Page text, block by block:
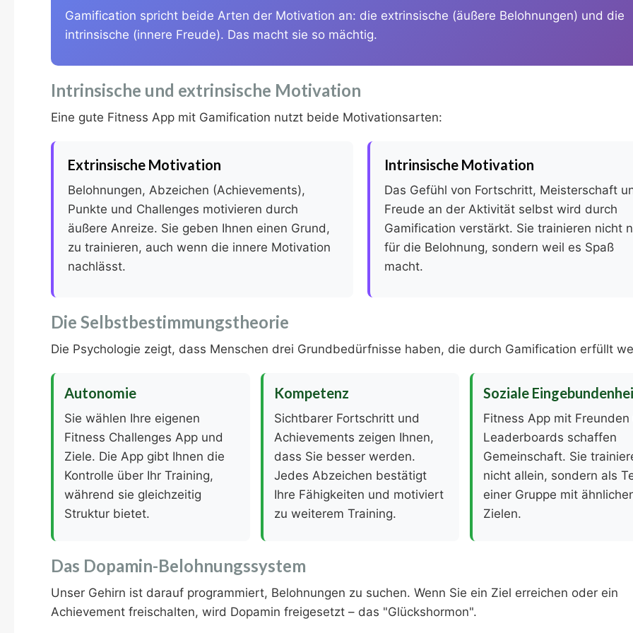
Gamification spricht beide Arten der Motivation an: die extrinsische (äußere Belohnungen) und die
intrinsische (innere Freude). Das macht sie so mächtig.
Intrinsische und extrinsische Motivation
Eine gute Fitness App mit Gamification nutzt beide Motivationsarten:
Extrinsische Motivation
Belohnungen, Abzeichen (Achievements),
Punkte und Challenges motivieren durch
äußere Anreize. Sie geben Ihnen einen Grund,
zu trainieren, auch wenn die innere Motivation
nachlässt.
Intrinsische Motivation
Das Gefühl von Fortschritt, Meisterschaft
Freude an der Aktivität selbst wird durch
Gamification verstärkt. Sie trainieren nicht
für die Belohnung, sondern weil es Spaß
macht.
Die Selbstbestimmungstheorie
Die Psychologie zeigt, dass Menschen drei Grundbedürfnisse haben, die durch Gamification erfüllt
Autonomie
Sie wählen Ihre eigenen
Fitness Challenges App und
Ziele. Die App gibt Ihnen die
Kontrolle über Ihr Training,
während sie gleichzeitig
Struktur bietet.
Kompetenz
Sichtbarer Fortschritt und
Achievements zeigen Ihnen,
dass Sie besser werden.
Jedes Abzeichen bestätigt
Ihre Fähigkeiten und motiviert
zu weiterem Training.
Soziale
Fitness App mit Freunden
Leaderboards schaffen
Gemeinschaft. Sie
nicht allein, sondern als
einer Gruppe mit
Zielen.
Das Dopamin-Belohnungssystem
Unser Gehirn ist darauf programmiert, Belohnungen zu suchen. Wenn Sie ein Ziel erreichen oder ein
Achievement freischalten, wird Dopamin freigesetzt – das "Glückshormon".